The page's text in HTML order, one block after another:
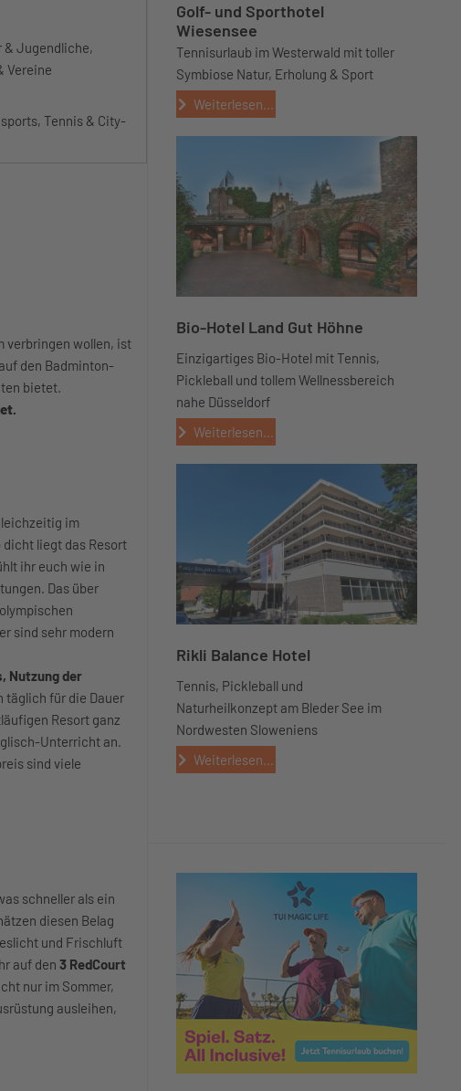
& Jugendliche,
Vereine
Tennis & City-
verbringen wollen, ist
den Badminton-
bietet.
im
liegt das Resort
ihr euch wie in
Das über
sind sehr modern
Nutzung der
täglich für die Dauer
Resort ganz
Unterricht an.
sind viele
schneller als ein
diesen Belag
und Frischluft
auf den 3 RedCourt
nur im Sommer,
ausleihen,
Golf- und Sporthotel
Wiesensee
Tennisurlaub im Westerwald mit toller
Symbiose Natur, Erholung & Sport
Weiterlesen...
Bio-Hotel Land Gut Höhne
Einzigartiges Bio-Hotel mit Tennis,
Pickleball und tollem Wellnessbereich
nahe Düsseldorf
Weiterlesen...
Rikli Balance Hotel
Tennis, Pickleball und
Naturheilkonzept am Bleder See im
Nordwesten Sloweniens
Weiterlesen...